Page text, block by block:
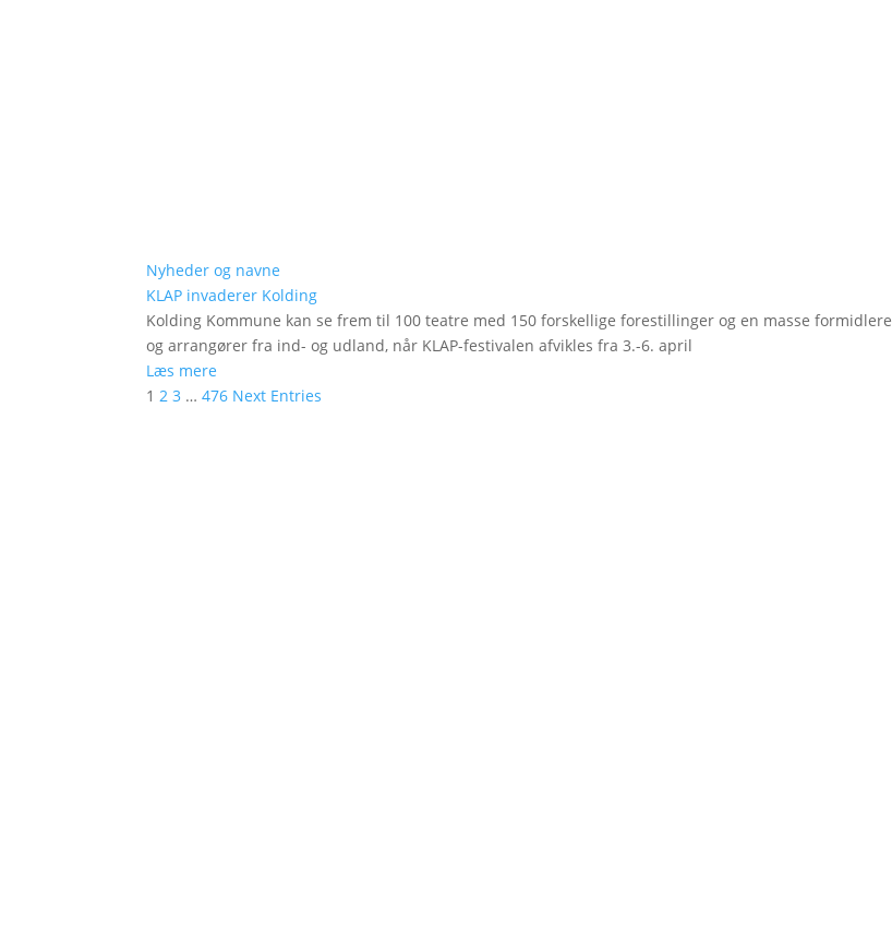
Nyheder og navne
KLAP invaderer Kolding
Kolding Kommune kan se frem til 100 teatre med 150 forskellige forestillinger og en masse formidlere
og arrangører fra ind- og udland, når KLAP-festivalen afvikles fra 3.-6. april
Læs mere
1 2 3 … 476 Next Entries